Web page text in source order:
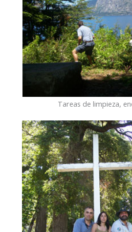
Tareas de limpieza,